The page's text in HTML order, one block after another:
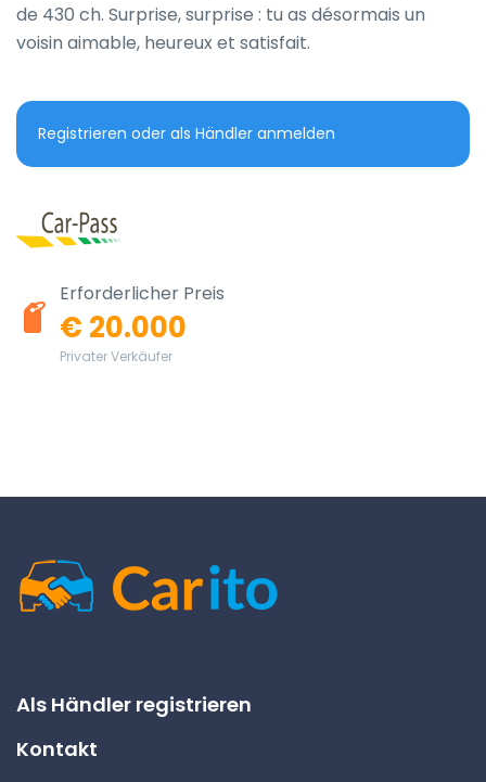
de 430 ch. Surprise, surprise : tu as désormais un
voisin aimable, heureux et satisfait.
Registrieren oder als Händler anmelden
Erforderlicher Preis
€ 20.000
Privater Verkäufer
Als Händler registrieren
Kontakt